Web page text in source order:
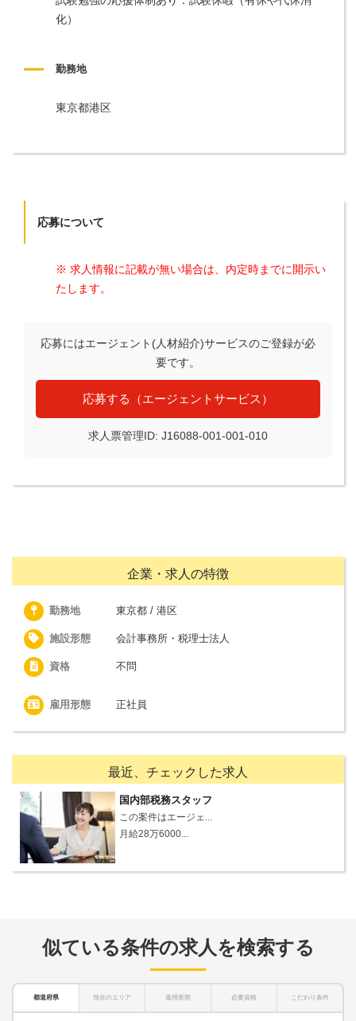
化）
勤務地
東京都港区
応募について
※ 求人情報に記載が無い場合は、内定時までに開示い
たします。
応募にはエージェント(人材紹介)サービスのご登録が必
要です。
応募する（エージェントサービス）
求人票管理ID: J16088-001-001-010
企業・求人の特徴
勤務地 東京都 / 港区
施設形態 会計事務所・税理士法人
資格 不問
雇用形態 正社員
最近、チェックした求人
国内部税務スタッフ
この案件はエージェ...
月給28万6000...
似ている条件の求人を検索する
都道府県 現在のエリア 雇用形態 必要資格 こだわり条件